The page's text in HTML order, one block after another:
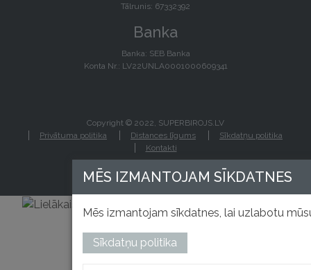
Tālrunis: 67332392
Banka
Banka: SEB Banka
Konta Nr.: LV22UNLA0001000609341
Copyright © 2022, SUPERBIROJS.LV
Privātuma politika
Distances līgums
Sīkdatņu politika
Kontakti
izstrādāts
MĒS IZMANTOJAM SĪKDATNES
Mēs izmantojam sīkdatnes, lai uzlabotu
Sīkdatņu politika